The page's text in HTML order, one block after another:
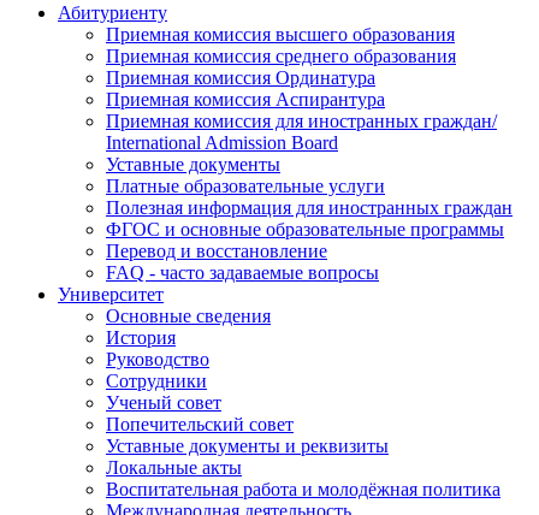
Абитуриенту
Приемная комиссия высшего образования
Приемная комиссия среднего образования
Приемная комиссия Ординатура
Приемная комиссия Аспирантура
Приемная комиссия для иностранных граждан/
International Admission Board
Уставные документы
Платные образовательные услуги
Полезная информация для иностранных граждан
ФГОС и основные образовательные программы
Перевод и восстановление
FAQ - часто задаваемые вопросы
Университет
Основные сведения
История
Руководство
Сотрудники
Ученый совет
Попечительский совет
Уставные документы и реквизиты
Локальные акты
Воспитательная работа и молодёжная политика
Международная деятельность